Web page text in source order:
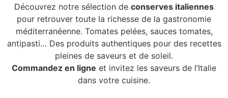
Découvrez notre sélection de conserves italiennes
pour retrouver toute la richesse de la gastronomie
méditerranéenne. Tomates pelées, sauces tomates,
antipasti… Des produits authentiques pour des recettes
pleines de saveurs et de soleil.
Commandez en ligne et invitez les saveurs de l’Italie
dans votre cuisine.